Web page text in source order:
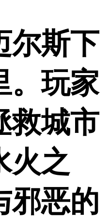
尔斯下
。玩家
救城市
火之
邪恶的